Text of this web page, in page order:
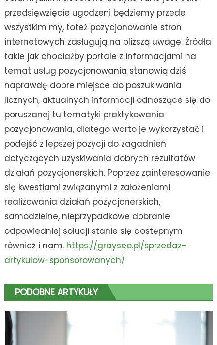
przedsięwzięcie ugodzeni będziemy przede
wszystkim my, toteż pozycjonowanie stron
internetowych zasługują na bliższą uwagę. Źródła
takie jak chociażby portale z informacjami na
temat usług pozycjonowania stanowią dziś
naprawdę dobre miejsce do poszukiwania
licznych, aktualnych informacji odnoszące się do
poruszanej tu tematyki praktykowania
pozycjonowania, dlatego warto je wykorzystać i
podejść z lepszej pozycji do zagadnień
dotyczących uzyskiwania dobrych rezultatów
działań pozycjonerskich. Poprzez zainteresowanie
się kwestiami związanymi z założeniami
realizowania działań pozycjonerskich,
samodzielne, nieprzypadkowe dobranie
odpowiedniej solucji stanie się dostępnym
również i nam. https://grayseo.pl/sprzedaz-
artykulow-sponsorowanych/
PODOBNE ARTYKUŁY